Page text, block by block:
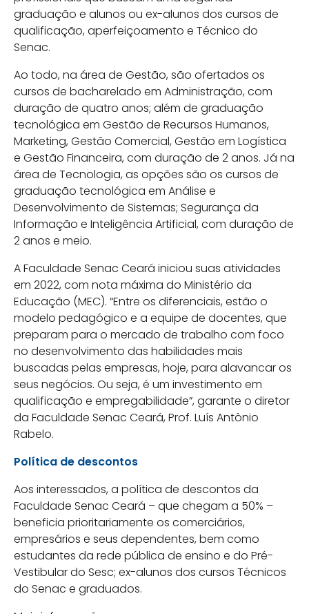
graduação e alunos ou ex-alunos dos cursos de
qualificação, aperfeiçoamento e Técnico do
Senac.
Ao todo, na área de Gestão, são ofertados os
cursos de bacharelado em Administração, com
duração de quatro anos; além de graduação
tecnológica em Gestão de Recursos Humanos,
Marketing, Gestão Comercial, Gestão em Logística
e Gestão Financeira, com duração de 2 anos. Já na
área de Tecnologia, as opções são os cursos de
graduação tecnológica em Análise e
Desenvolvimento de Sistemas; Segurança da
Informação e Inteligência Artificial, com duração de
2 anos e meio.
A Faculdade Senac Ceará iniciou suas atividades
em 2022, com nota máxima do Ministério da
Educação (MEC). “Entre os diferenciais, estão o
modelo pedagógico e a equipe de docentes, que
preparam para o mercado de trabalho com foco
no desenvolvimento das habilidades mais
buscadas pelas empresas, hoje, para alavancar os
seus negócios. Ou seja, é um investimento em
qualificação e empregabilidade”, garante o diretor
da Faculdade Senac Ceará, Prof. Luís Antônio
Rabelo.
Política de descontos
Aos interessados, a política de descontos da
Faculdade Senac Ceará – que chegam a 50% –
beneficia prioritariamente os comerciários,
empresários e seus dependentes, bem como
estudantes da rede pública de ensino e do Pré-
Vestibular do Sesc; ex-alunos dos cursos Técnicos
do Senac e graduados.